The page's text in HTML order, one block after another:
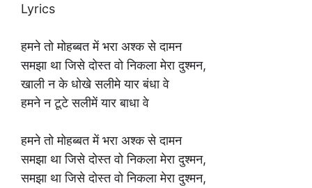
Lyrics
हमने तो मोहब्बत में भरा अश्क से दामन
समझा था जिसे दोस्त वो निकला मेरा दुश्मन,
खाली न के धोखे सलीमे यार बंधा वे
हमने न टूटे सलीमें यार बाधा वे
हमने तो मोहब्बत में भरा अश्क से दामन
समझा था जिसे दोस्त वो निकला मेरा दुश्मन,
समझा था जिसे दोस्त वो निकला मेरा दुश्मन,